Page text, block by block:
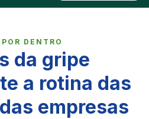
DENTRO
da gripe
a rotina das
empresas